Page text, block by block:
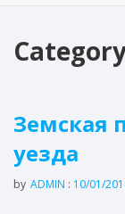
Земская
уезда
by ADMIN : 10/01/